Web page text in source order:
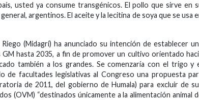
usted ya consume transgénicos. El pollo que sirve en
argentinos. El aceite y la lecitina de soya que se usa
(Midagri) ha anunciado su intención de establecer
hasta 2035, a fin de promover un cultivo orientado
también a los grandes. Se comenzaría con el trigo y
de facultades legislativas al Congreso una propuesta
de 2011, del gobierno de Humala) para excluir de
(OVM) “destinados únicamente a la alimentación animal